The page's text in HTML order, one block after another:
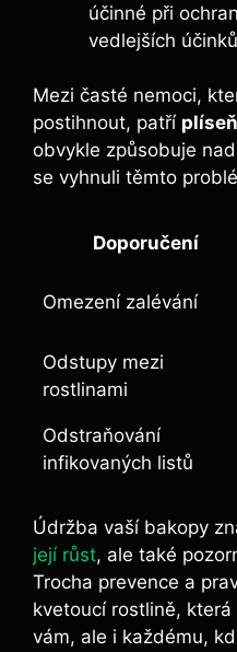
účinné při
vedlejších
Mezi časté nemoci,
postihnout, patří
obvykle způsobuje
se vyhnuli těmto
Doporučení
Omezení zalévání
Odstupy mezi
rostlinami
Odstraňování
infikovaných listů
Údržba vaší bakopy
její růst, ale také
Trocha prevence a
kvetoucí rostlině,
vám, ale i každému,